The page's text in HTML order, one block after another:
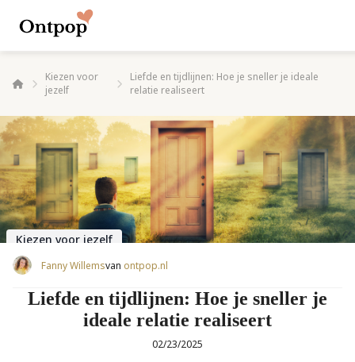
Kiezen voor
jezelf
Liefde en tijdlijnen: Hoe je sneller je ideale
relatie realiseert
Kiezen voor jezelf
Fanny Willemsvan ontpop.nl
Liefde en tijdlijnen: Hoe je sneller je
ideale relatie realiseert
02/23/2025